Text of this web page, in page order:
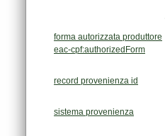
forma autorizzata produttore
eac-cpf:authorizedForm
record provenienza id
sistema provenienza